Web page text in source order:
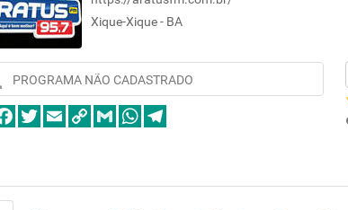
Xique-Xique - BA
PROGRAMA NÃO CADASTRADO